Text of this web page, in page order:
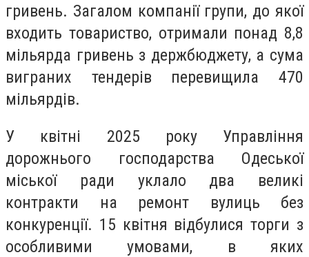
гривень. Загалом компанії групи, до якої
входить товариство, отримали понад 8,8
мільярда гривень з держбюджету, а сума
виграних тендерів перевищила 470
мільярдів.
У квітні 2025 року Управління
дорожнього господарства Одеської
міської ради уклало два великі
контракти на ремонт вулиць без
конкуренції. 15 квітня відбулися торги з
особливими умовами, в яких